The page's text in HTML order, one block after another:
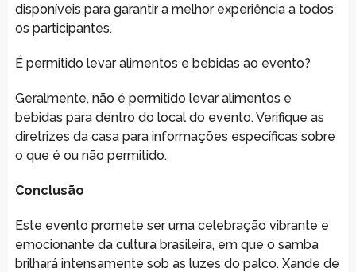
disponíveis para garantir a melhor experiência a todos
os participantes.
É permitido levar alimentos e bebidas ao evento?
Geralmente, não é permitido levar alimentos e
bebidas para dentro do local do evento. Verifique as
diretrizes da casa para informações específicas sobre
o que é ou não permitido.
Conclusão
Este evento promete ser uma celebração vibrante e
emocionante da cultura brasileira, em que o samba
brilhará intensamente sob as luzes do palco. Xande de